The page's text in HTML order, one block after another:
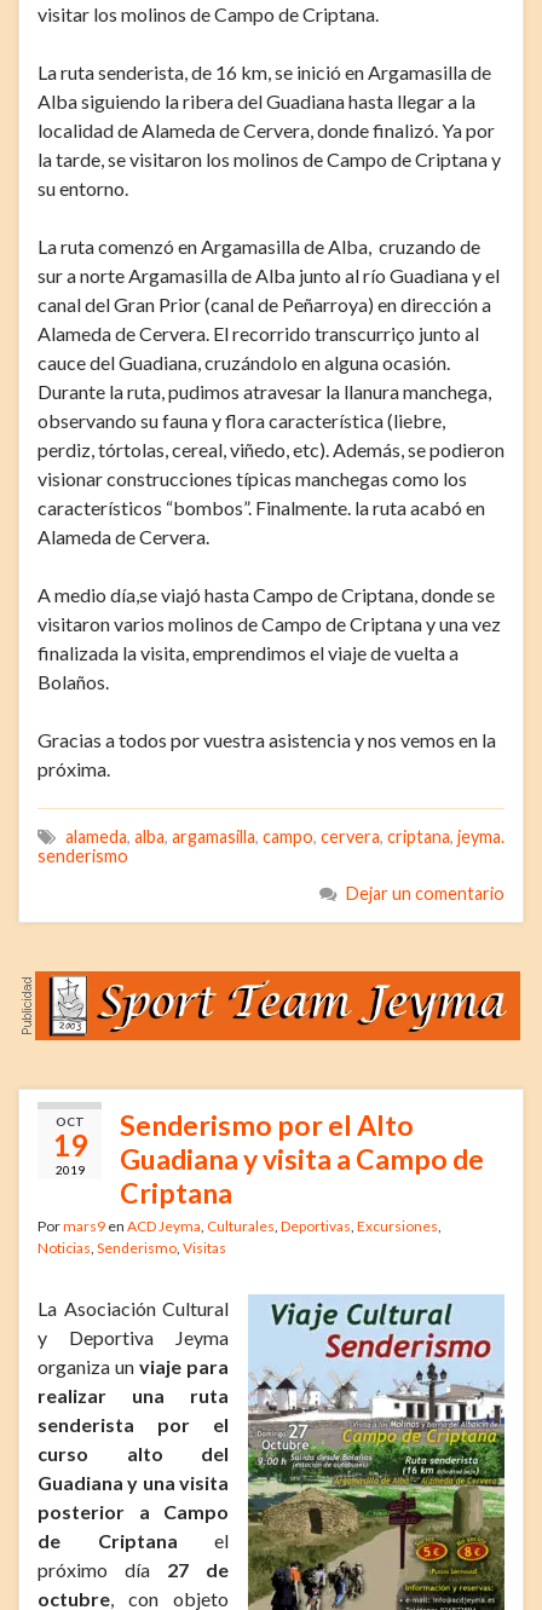
visitar los molinos de Campo de Criptana.
La ruta senderista, de 16 km, se inició en Argamasilla de
Alba siguiendo la ribera del Guadiana hasta llegar a la
localidad de Alameda de Cervera, donde finalizó. Ya por
la tarde, se visitaron los molinos de Campo de Criptana y
su entorno.
La ruta comenzó en Argamasilla de Alba, cruzando de
sur a norte Argamasilla de Alba junto al río Guadiana y el
canal del Gran Prior (canal de Peñarroya) en dirección a
Alameda de Cervera. El recorrido transcurriço junto al
cauce del Guadiana, cruzándolo en alguna ocasión.
Durante la ruta, pudimos atravesar la llanura manchega,
observando su fauna y flora característica (liebre,
perdiz, tórtolas, cereal, viñedo, etc). Además, se podieron
visionar construcciones típicas manchegas como los
característicos “bombos”. Finalmente. la ruta acabó en
Alameda de Cervera.
A medio día,se viajó hasta Campo de Criptana, donde se
visitaron varios molinos de Campo de Criptana y una vez
finalizada la visita, emprendimos el viaje de vuelta a
Bolaños.
Gracias a todos por vuestra asistencia y nos vemos en la
próxima.
alameda, alba, argamasilla, campo, cervera, criptana, jeyma.
senderismo
Dejar un comentario
OCT
19
2019
Senderismo por el Alto
Guadiana y visita a Campo de
Criptana
Pormars9 en ACD Jeyma Culturales Deportivas Excursiones
Noticias Senderismo Visitas
La Asociación Cultural
y Deportiva Jeyma
organiza un viaje para
realizar una ruta
senderista por el
curso alto del
Guadiana y una visita
posterior a Campo
de Criptana el
próximo día 27 de
octubre, con objeto